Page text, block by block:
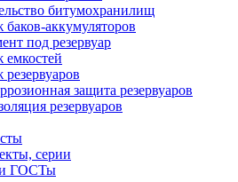
битумохранилищ
аккумуляторов
под резервуар
защита резервуаров
резервуаров
серии
ГОСТы